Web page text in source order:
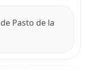
Pasto de la